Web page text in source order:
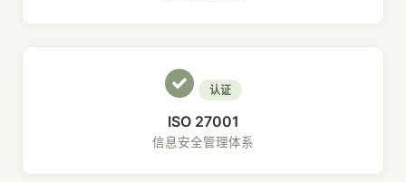
认证
ISO 27001
信息安全管理体系